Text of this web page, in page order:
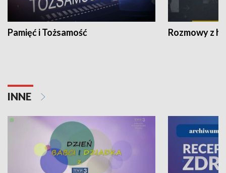
Pamięć i Tożsamość Rozmowy z
INNE